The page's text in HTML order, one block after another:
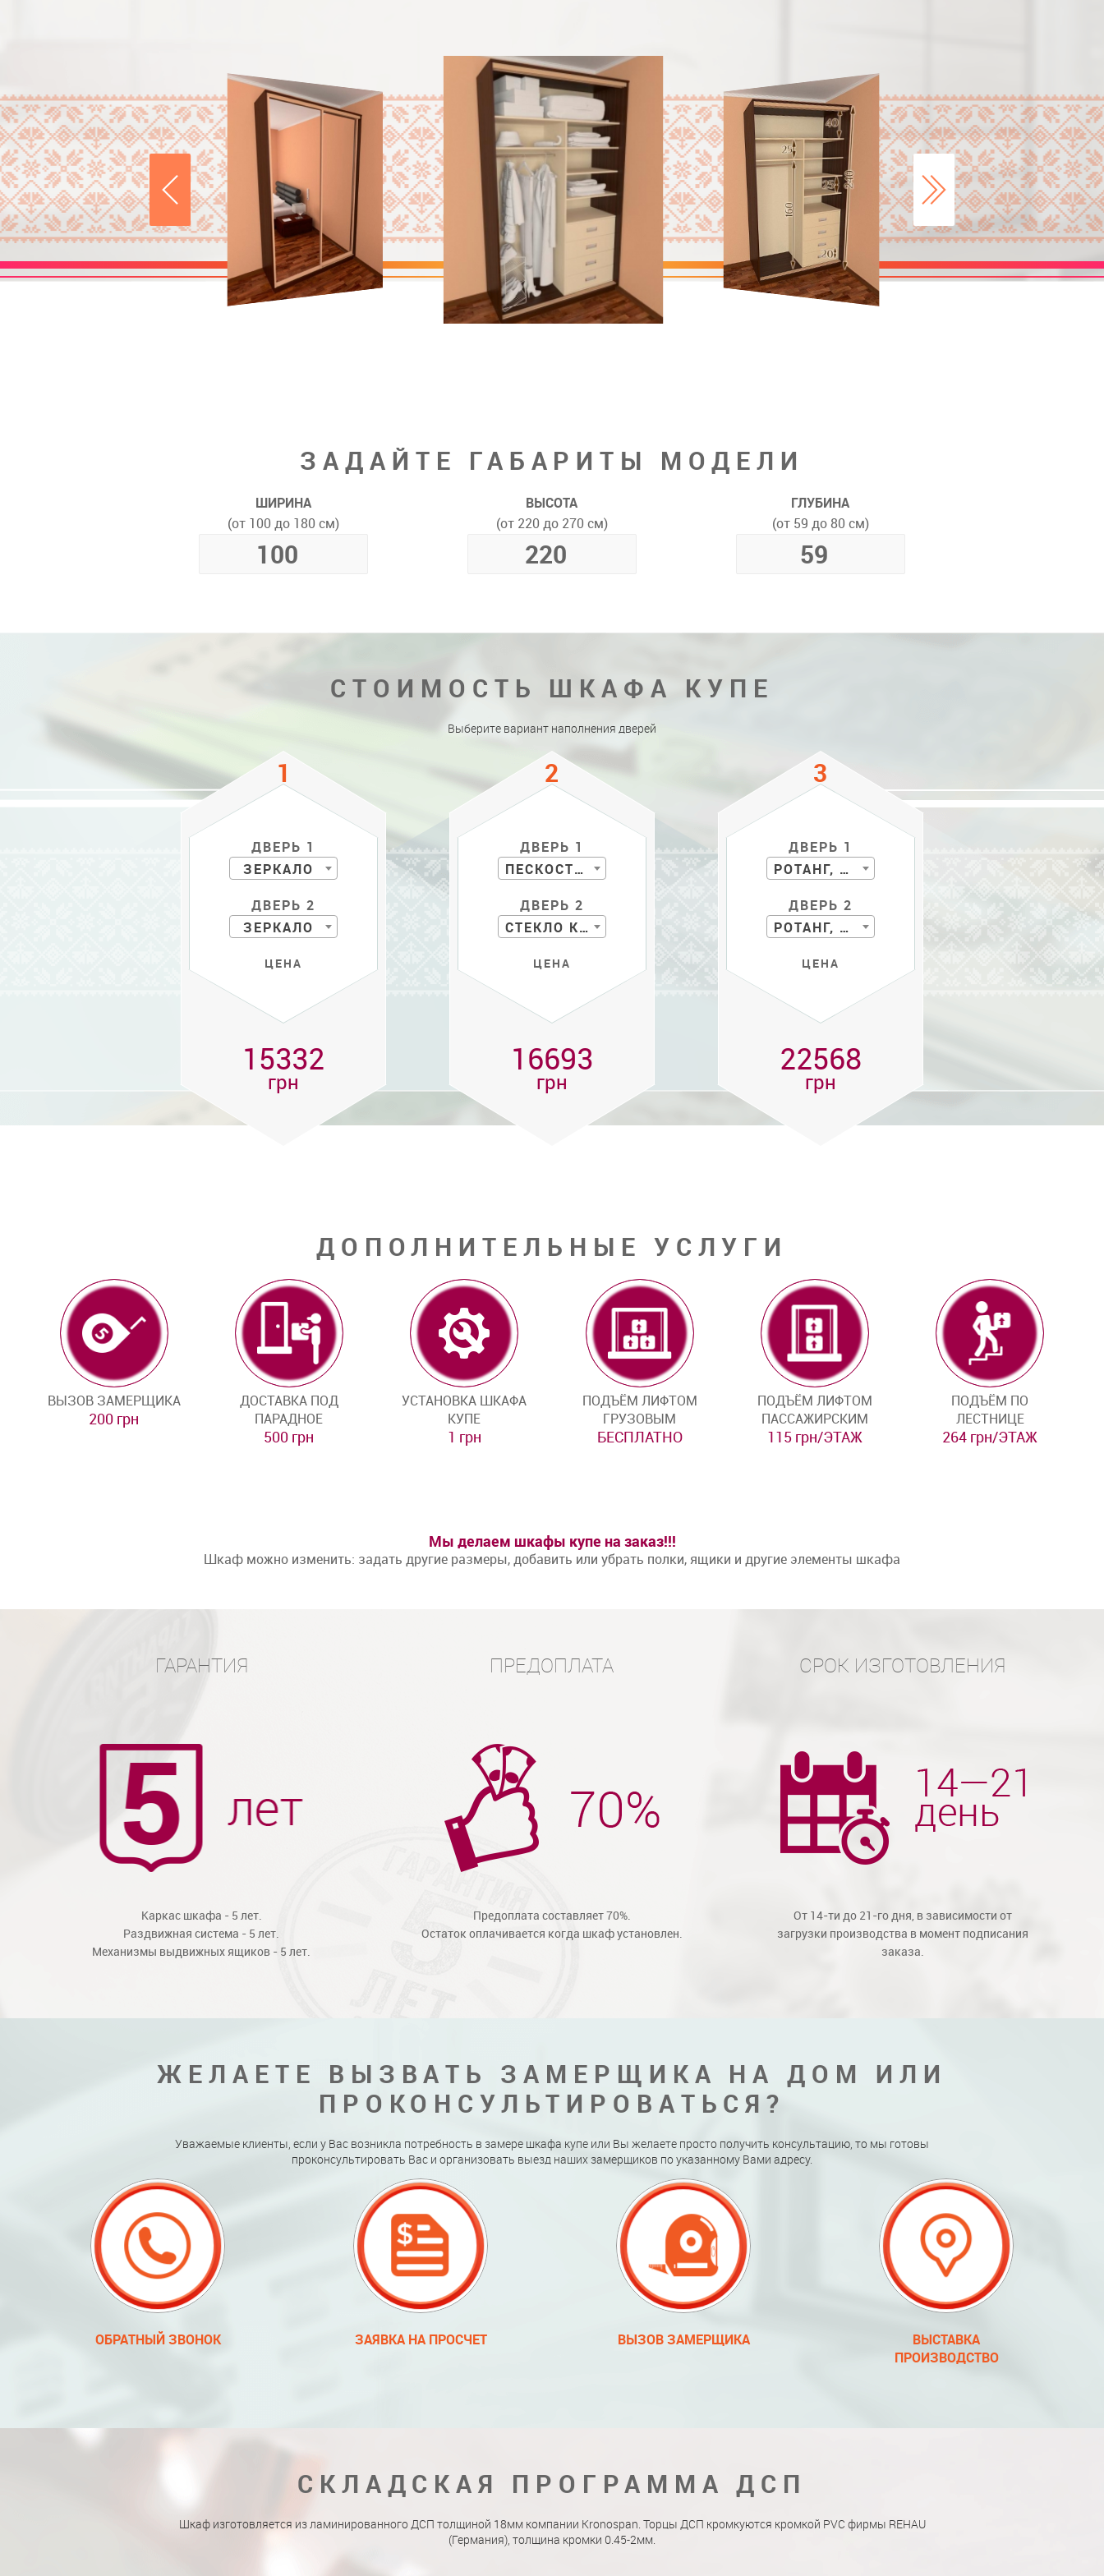
ЗАДАЙТЕ ГАБАРИТЫ МОДЕЛИ
ШИРИНА
(от 100 до 180 см)
ВЫСОТА
(от 220 до 270 см)
ГЛУБИНА
(от 59 до 80 см)
СТОИМОСТЬ ШКАФА КУПЕ
Выберите вариант наполнения дверей
ДВЕРЬ 1
ЗЕРКАЛО
ДВЕРЬ 2
ЗЕРКАЛО
ЦЕНА
15332
грн
ДВЕРЬ 1
ПЕСКОСТРУЙ
ДВЕРЬ 2
СТЕКЛО КР. С РИС.
ЦЕНА
16693
грн
ДВЕРЬ 1
РОТАНГ, БАМБУК
ДВЕРЬ 2
РОТАНГ, БАМБУК
ЦЕНА
22568
грн
ДОПОЛНИТЕЛЬНЫЕ УСЛУГИ
ВЫЗОВ ЗАМЕРЩИКА
200 грн
ДОСТАВКА ПОД
ПАРАДНОЕ
500 грн
УСТАНОВКА ШКАФА
КУПЕ
1 грн
ПОДЪЁМ ЛИФТОМ
ГРУЗОВЫМ
БЕСПЛАТНО
ПОДЪЁМ ЛИФТОМ
ПАССАЖИРСКИМ
115 грн/ЭТАЖ
ПОДЪЁМ ПО
ЛЕСТНИЦЕ
264 грн/ЭТАЖ
Мы делаем шкафы купе на заказ!!!
Шкаф можно изменить: задать другие размеры, добавить или убрать полки, ящики и другие элементы шкафа
ГАРАНТИЯ
Каркас шкафа - 5 лет.
Раздвижная система - 5 лет.
Механизмы выдвижных ящиков - 5 лет.
ПРЕДОПЛАТА
Предоплата составляет 70%.
Остаток оплачивается когда шкаф установлен.
СРОК ИЗГОТОВЛЕНИЯ
От 14-ти до 21-го дня, в зависимости от
загрузки производства в момент подписания
заказа.
ЖЕЛАЕТЕ ВЫЗВАТЬ ЗАМЕРЩИКА НА ДОМ ИЛИ
ПРОКОНСУЛЬТИРОВАТЬСЯ?
Уважаемые клиенты, если у Вас возникла потребность в замере шкафа купе или Вы желаете просто получить консультацию, то мы готовы
проконсультировать Вас и организовать выезд наших замерщиков по указанному Вами адресу.
ОБРАТНЫЙ ЗВОНОК ЗАЯВКА НА ПРОСЧЕТ ВЫЗОВ ЗАМЕРЩИКА
ВЫСТАВКА
ПРОИЗВОДСТВО
СКЛАДСКАЯ ПРОГРАММА ДСП
Шкаф изготовляется из ламинированного ДСП толщиной 18мм компании Kronospan. Торцы ДСП кромкуются кромкой PVC фирмы REHAU
(Германия), толщина кромки 0.45-2мм.